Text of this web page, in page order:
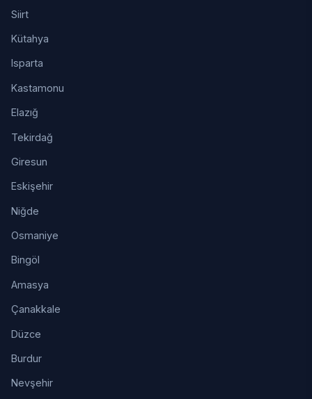
Siirt
Kütahya
Isparta
Kastamonu
Elazığ
Tekirdağ
Giresun
Eskişehir
Niğde
Osmaniye
Bingöl
Amasya
Çanakkale
Düzce
Burdur
Nevşehir